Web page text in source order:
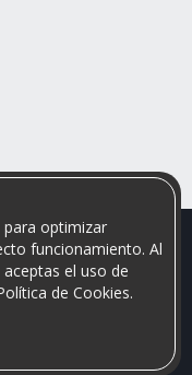
para optimizar
funcionamiento. Al
el uso de
de Cookies.
las que buscan una